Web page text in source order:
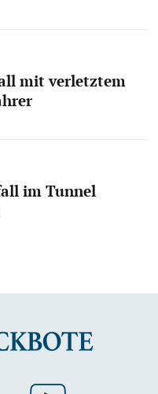
mit verletztem
im Tunnel